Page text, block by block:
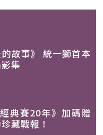
的故事》 統一獅首本
集
典賽20年》加碼贈
藏戰報！